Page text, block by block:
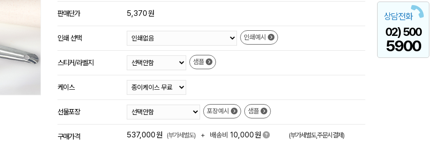
상담전화
02) 500
5900
판매단가 5,370원
인쇄 선택 인쇄예시
스티커/라벨지 샘플
케이스
선물포장 포장예시 샘플
구매가격 537,000원 (부가세별도) + 배송비 10,000원 (부가세별도,주문시결제)